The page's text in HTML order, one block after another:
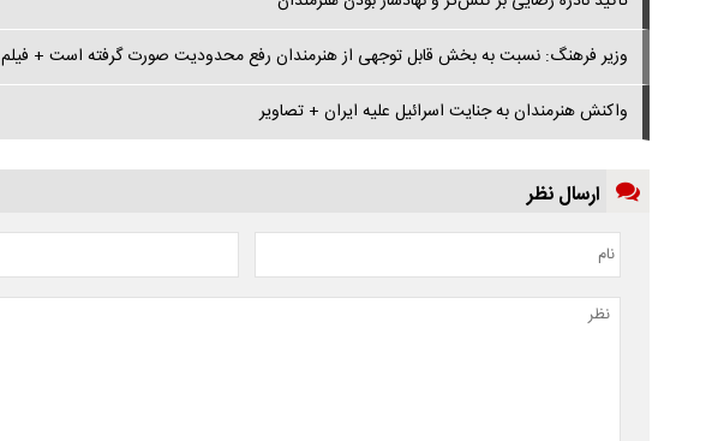
وزیر فرهنگ: نسبت به بخش قابل توجهی از هنرمندان رفع محدودیت صورت گرفته است + فیلم
واکنش هنرمندان به جنایت اسرائیل علیه ایران + تصاویر
ارسال نظر